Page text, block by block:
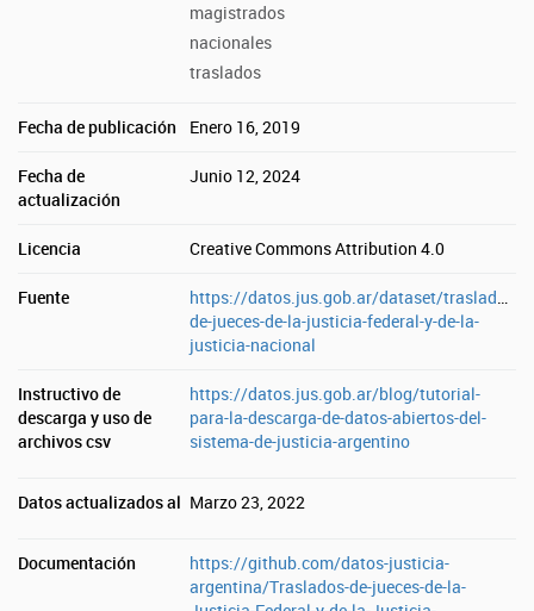
magistrados
nacionales
traslados
Fecha de publicación Enero 16, 2019
Fecha de
actualización
Junio 12, 2024
Licencia Creative Commons Attribution 4.0
Fuente
https://datos.jus.gob.ar/dataset/traslados-
de-jueces-de-la-justicia-federal-y-de-la-
justicia-nacional
Instructivo de
descarga y uso de
archivos csv
https://datos.jus.gob.ar/blog/tutorial-
para-la-descarga-de-datos-abiertos-del-
sistema-de-justicia-argentino
Datos actualizados al Marzo 23, 2022
Documentación
https://github.com/datos-justicia-
argentina/Traslados-de-jueces-de-la-